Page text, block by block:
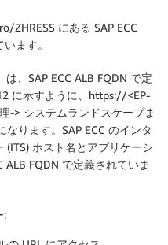
ZHRESS にある SAP ECC
ます。
、SAP ECC ALB FQDN で定
に示すように、https://<EP-
-> システムランドスケープま
なります。SAP ECC のインタ
(ITS) ホスト名とアプリケーシ
ALB FQDN で定義されていま
: